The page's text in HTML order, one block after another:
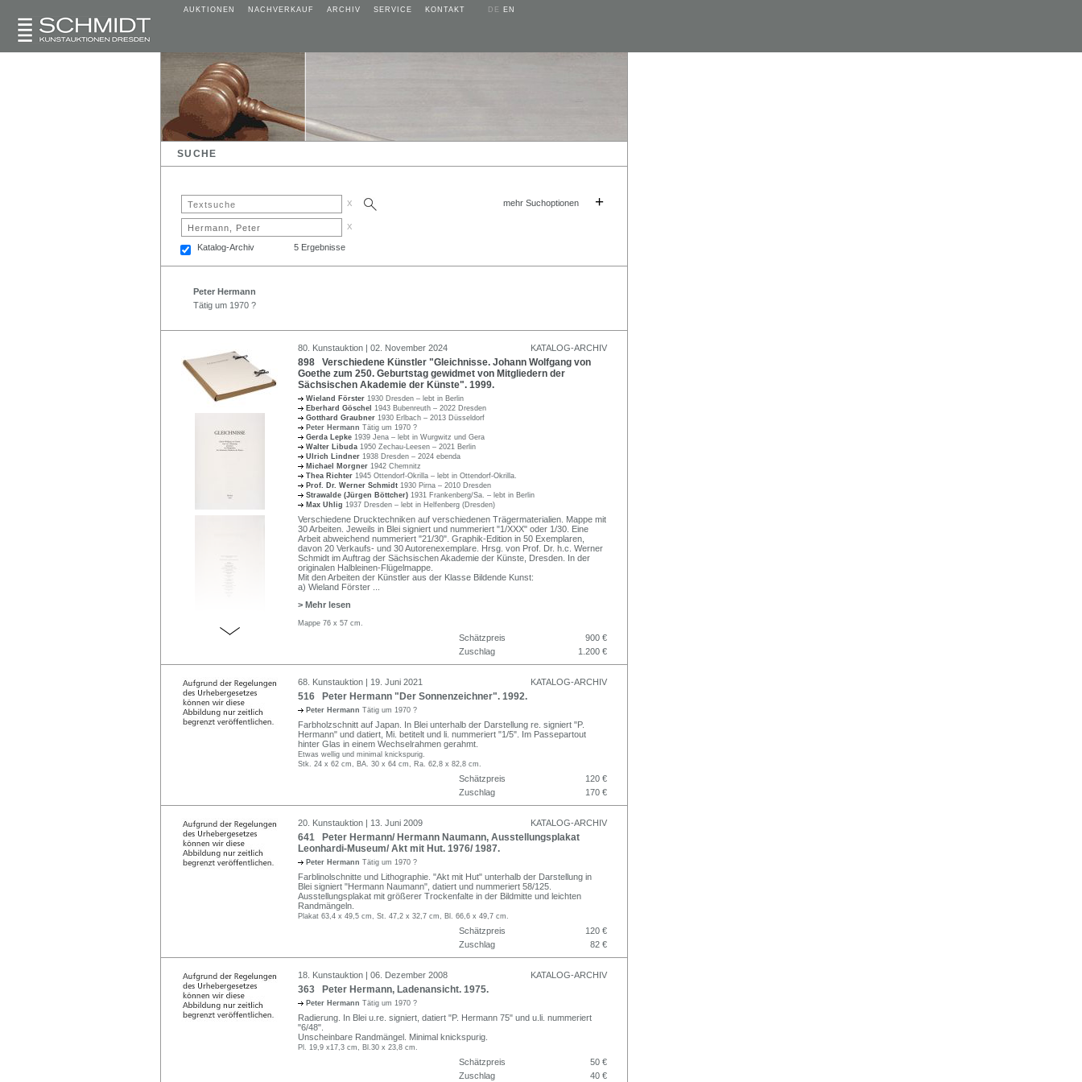
AUKTIONEN NACHVERKAUF ARCHIV SERVICE KONTAKT DE EN
SUCHE
x mehr Suchoptionen +
x
Katalog-Archiv 5 Ergebnisse
Peter Hermann
Tätig um 1970 ?
80. Kunstauktion | 02. November 2024 KATALOG-ARCHIV
898 Verschiedene Künstler "Gleichnisse. Johann Wolfgang von
Goethe zum 250. Geburtstag gewidmet von Mitgliedern der
Sächsischen Akademie der Künste". 1999.
Wieland Förster 1930 Dresden – lebt in Berlin
Eberhard Göschel 1943 Bubenreuth – 2022 Dresden
Gotthard Graubner 1930 Erlbach – 2013 Düsseldorf
Peter Hermann Tätig um 1970 ?
Gerda Lepke 1939 Jena – lebt in Wurgwitz und Gera
Walter Libuda 1950 Zechau-Leesen – 2021 Berlin
Ulrich Lindner 1938 Dresden – 2024 ebenda
Michael Morgner 1942 Chemnitz
Thea Richter 1945 Ottendorf-Okrilla – lebt in Ottendorf-Okrilla.
Prof. Dr. Werner Schmidt 1930 Pirna – 2010 Dresden
Strawalde (Jürgen Böttcher) 1931 Frankenberg/Sa. – lebt in Berlin
Max Uhlig 1937 Dresden – lebt in Helfenberg (Dresden)
Verschiedene Drucktechniken auf verschiedenen Trägermaterialien. Mappe mit
30 Arbeiten. Jeweils in Blei signiert und nummeriert "1/XXX" oder 1/30. Eine
Arbeit abweichend nummeriert "21/30". Graphik-Edition in 50 Exemplaren,
davon 20 Verkaufs- und 30 Autorenexemplare. Hrsg. von Prof. Dr. h.c. Werner
Schmidt im Auftrag der Sächsischen Akademie der Künste, Dresden. In der
originalen Halbleinen-Flügelmappe.
Mit den Arbeiten der Künstler aus der Klasse Bildende Kunst:
a) Wieland Förster
> Mehr lesen
Mappe 76 x 57 cm.
Schätzpreis
900 €
Zuschlag
1.200 €
68. Kunstauktion | 19. Juni 2021 KATALOG-ARCHIV
516 Peter Hermann "Der Sonnenzeichner". 1992.
Peter Hermann Tätig um 1970 ?
Farbholzschnitt auf Japan. In Blei unterhalb der Darstellung re. signiert "P.
Hermann" und datiert, Mi. betitelt und li. nummeriert "1/5". Im Passepartout
hinter Glas in einem Wechselrahmen gerahmt.
Etwas wellig und minimal knickspurig.
Stk. 24 x 62 cm, BA. 30 x 64 cm, Ra. 62,8 x 82,8 cm.
Schätzpreis
120 €
Zuschlag
170 €
20. Kunstauktion | 13. Juni 2009 KATALOG-ARCHIV
641 Peter Hermann/ Hermann Naumann, Ausstellungsplakat
Leonhardi-Museum/ Akt mit Hut. 1976/ 1987.
Peter Hermann Tätig um 1970 ?
Farblinolschnitte und Lithographie. "Akt mit Hut" unterhalb der Darstellung in
Blei signiert "Hermann Naumann", datiert und nummeriert 58/125.
Ausstellungsplakat mit größerer Trockenfalte in der Bildmitte und leichten
Randmängeln.
Plakat 63,4 x 49,5 cm, St. 47,2 x 32,7 cm, Bl. 66,6 x 49,7 cm.
Schätzpreis
120 €
Zuschlag
82 €
18. Kunstauktion | 06. Dezember 2008 KATALOG-ARCHIV
363 Peter Hermann, Ladenansicht. 1975.
Peter Hermann Tätig um 1970 ?
Radierung. In Blei u.re. signiert, datiert "P. Hermann 75" und u.li. nummeriert
"6/48".
Unscheinbare Randmängel. Minimal knickspurig.
Pl. 19,9 x17,3 cm, Bl.30 x 23,8 cm.
Schätzpreis
50 €
Zuschlag
40 €